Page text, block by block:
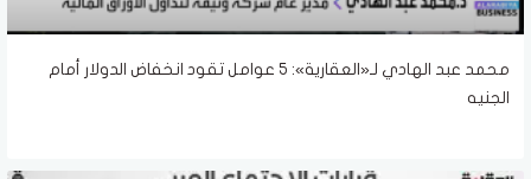
محمد عبد الهادي لـ«العقارية»: 5 عوامل تقود انخفاض الدولار أمام
الجنيه